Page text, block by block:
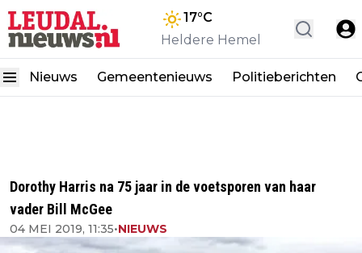
17°C
Heldere Hemel
Nieuws Gemeentenieuws Politieberichten
Dorothy Harris na 75 jaar in de voetsporen van haar
vader Bill McGee
04 MEI 2019, 11:35•NIEUWS